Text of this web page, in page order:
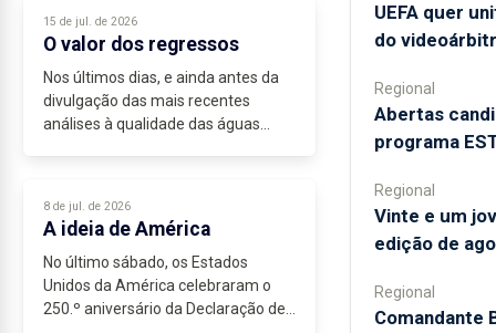
onze,...
15 de jul. de 2026
O valor dos regressos
Nos últimos dias, e ainda antes da
divulgação das mais recentes
análises à qualidade das águas
autoridades...
8 de jul. de 2026
A ideia de América
No último sábado, os Estados
Unidos da América celebraram o
250.º aniversário da Declaração de
UEFA quer
do
Regional
Abertas
programa
Regional
Vinte e um
edição de
Regional
Comandante